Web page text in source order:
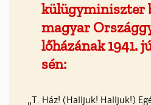
kül­ügy­mi­nisz­ter
ma­gyar
lő­há­zá­nak 1941.
sén:
„T. Ház! (Hall­juk! Hall­juk!)